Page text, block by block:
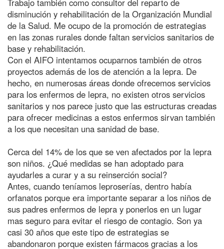
disminución y rehabilitación de la Organización Mundial
de la Salud. Me ocupo de la promoción de estrategias
en las zonas rurales donde faltan servicios sanitarios de
base y rehabilitación.
Con el AIFO intentamos ocuparnos también de otros
proyectos además de los de atención a la lepra. De
hecho, en numerosas áreas donde ofrecemos servicios
para los enfermos de lepra, no existen otros servicios
sanitarios y nos parece justo que las estructuras creadas
para ofrecer medicinas a estos enfermos sirvan también
a los que necesitan una sanidad de base.
Cerca del 14% de los que se ven afectados por la lepra
son niños. ¿Qué medidas se han adoptado para
ayudarles a curar y a su reinserción social?
Antes, cuando teníamos leproserías, dentro había
orfanatos porque era importante separar a los niños de
sus padres enfermos de lepra y ponerlos en un lugar
mas seguro para evitar el riesgo de contagio. Son ya
casi 30 años que este tipo de estrategias se
abandonaron porque existen fármacos gracias a los